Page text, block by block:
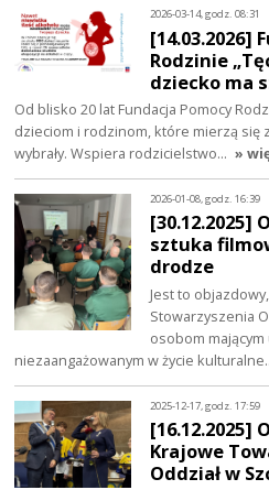
2026-03-14, godz. 08:31
[14.03.2026]
Rodzinie
dziecko ma
Od blisko 20 lat Fundacja Pomocy
dzieciom i rodzinom, które mierzą się
wybrały. Wspiera rodzicielstwo… »
2026-01-08, godz. 16:39
[30.12.2025]
sztuka
drodze
Jest to
Stowarzyszenia
osobom
niezaangażowanym w życie
2025-12-17, godz. 17:59
[16.12.2025]
Krajowe
Oddział w